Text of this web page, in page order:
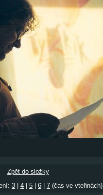
Zpět do složky
3 4 5 6 7 (čas ve vteřinách)